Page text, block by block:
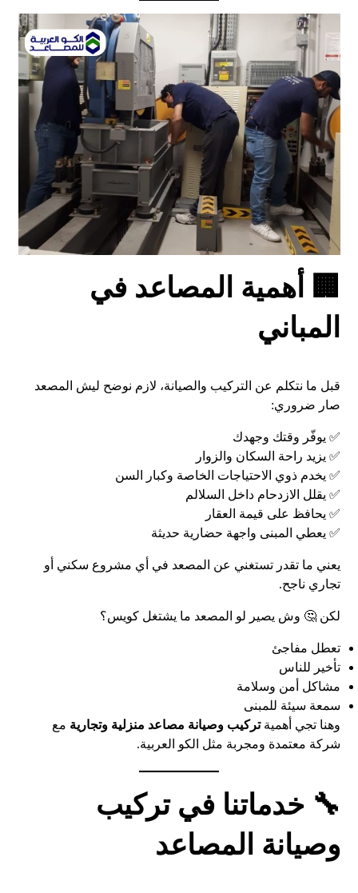
🏢 أهمية المصاعد في
المباني
قبل ما نتكلم عن التركيب والصيانة، لازم نوضح ليش المصعد
صار ضروري:
✅ يوفّر وقتك وجهدك
✅ يزيد راحة السكان والزوار
✅ يخدم ذوي الاحتياجات الخاصة وكبار السن
✅ يقلل الازدحام داخل السلالم
✅ يحافظ على قيمة العقار
✅ يعطي المبنى واجهة حضارية حديثة
يعني ما تقدر تستغني عن المصعد في أي مشروع سكني أو
تجاري ناجح.
لكن 🤔 وش يصير لو المصعد ما يشتغل كويس؟
تعطل مفاجئ
تأخير للناس
مشاكل أمن وسلامة
سمعة سيئة للمبنى
وهنا تجي أهميةتركيب وصيانة مصاعد منزلية وتجارية مع
شركة معتمدة ومجربة مثل الكو العربية.
🔧 خدماتنا في تركيب
وصيانة المصاعد